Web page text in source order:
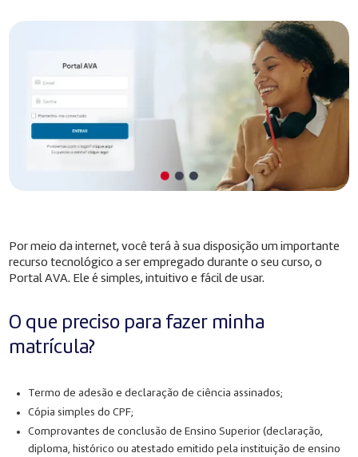
Por meio da internet, você terá à sua disposição um importante
recurso tecnológico a ser empregado durante o seu curso, o
Portal AVA. Ele é simples, intuitivo e fácil de usar.
O que preciso para fazer minha
matrícula?
Termo de adesão e declaração de ciência assinados;
Cópia simples do CPF;
Comprovantes de conclusão de Ensino Superior (declaração,
diploma, histórico ou atestado emitido pela instituição de ensino